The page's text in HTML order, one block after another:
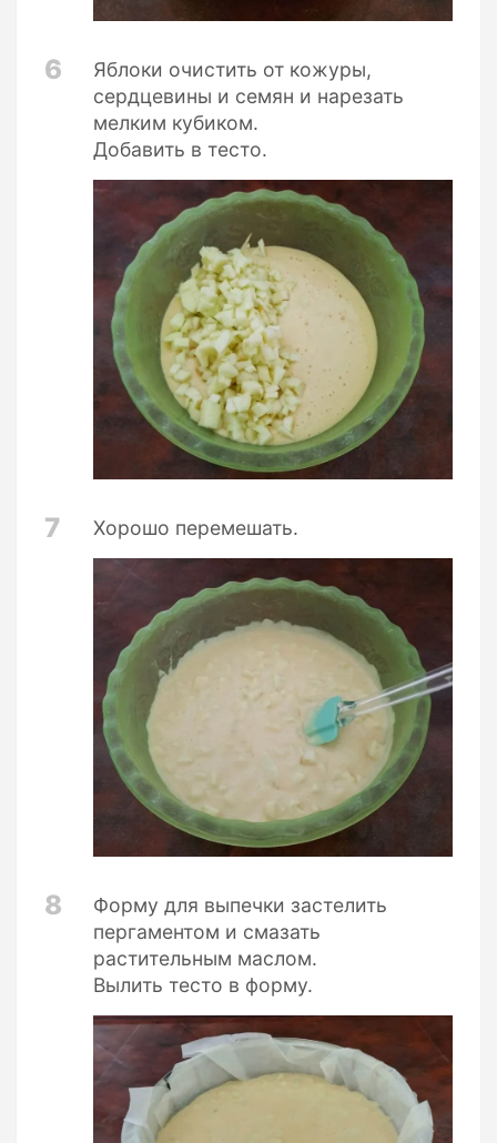
6
Яблоки очистить от кожуры,
сердцевины и семян и нарезать
мелким кубиком.
Добавить в тесто.
7 Хорошо перемешать.
8
Форму для выпечки застелить
пергаментом и смазать
растительным маслом.
Вылить тесто в форму.